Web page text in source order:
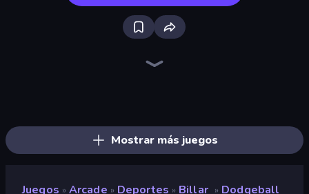
Mostrar más juegos
Juegos » Arcade » Deportes » Billar » Dodgeball